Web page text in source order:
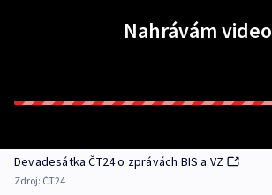
Nahrávám video
Devadesátka ČT24 o zprávách BIS a VZ
Zdroj: ČT24